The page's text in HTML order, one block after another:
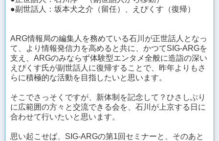
●副世話人：坂本犬之介（留任）、えぴくす（復帰）
ARG情報局の編集人を務めている石川が正世話人となっ
て、より情報発信力を高めると共に、かつてSIG-ARGを
支え、ARGのみならず体験型エンタメ全般に造詣の深い
えぴくす氏が副世話人に復帰することで、昨年よりもさ
らに積極的な活動を目指したいと思います。
そこでさっそくですが、新体制を記念して？ひさしぶり
に広範囲の方々と交流できる会を、石川が上京する日に
合わせて行いたいと思います。
思い起こせば、SIG-ARGの第1回セミナーと、そのあと